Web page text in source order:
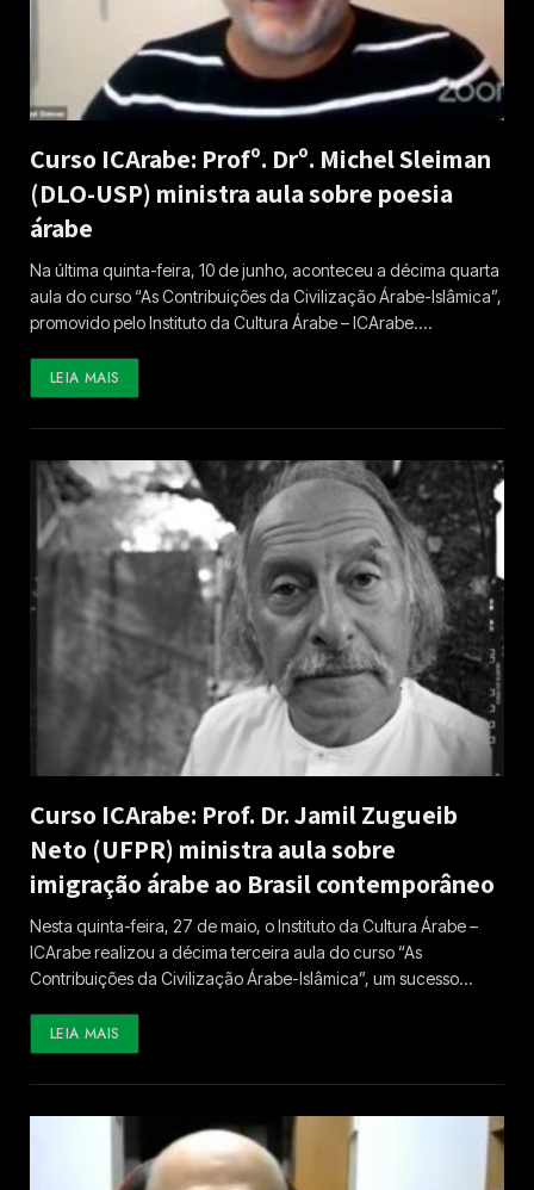
Curso ICArabe: Profº. Drº. Michel Sleiman
(DLO-USP) ministra aula sobre poesia
árabe
Na última quinta-feira, 10 de junho, aconteceu a décima quarta
aula do curso “As Contribuições da Civilização Árabe-Islâmica”,
promovido pelo Instituto da Cultura Árabe – ICArabe.…
LEIA MAIS
Curso ICArabe: Prof. Dr. Jamil Zugueib
Neto (UFPR) ministra aula sobre
imigração árabe ao Brasil contemporâneo
Nesta quinta-feira, 27 de maio, o Instituto da Cultura Árabe –
ICArabe realizou a décima terceira aula do curso “As
Contribuições da Civilização Árabe-Islâmica”, um sucesso…
LEIA MAIS